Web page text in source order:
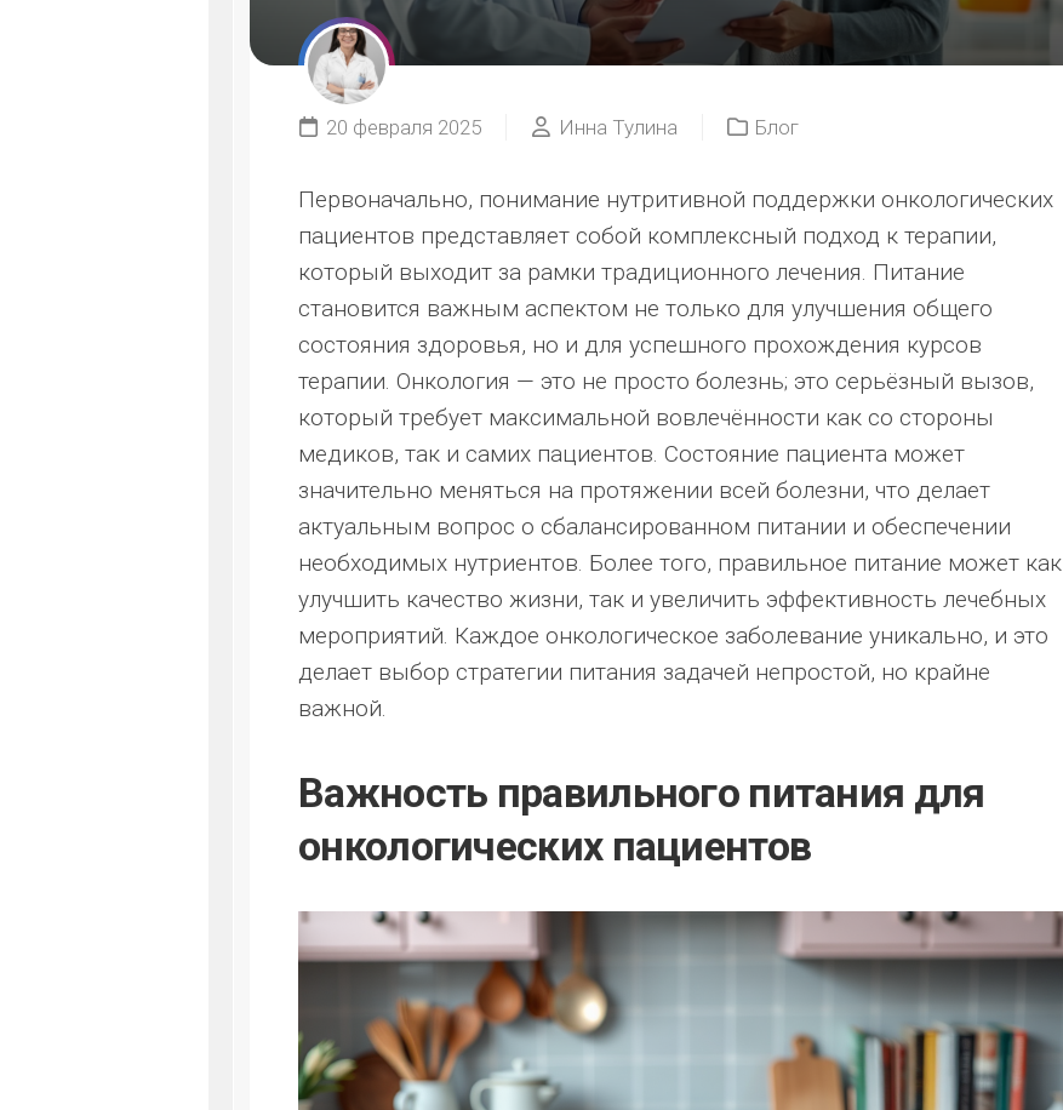
20 февраля 2025 Инна Тулина Блог
Первоначально, понимание нутритивной поддержки онкологических
пациентов представляет собой комплексный подход к терапии,
который выходит за рамки традиционного лечения. Питание
становится важным аспектом не только для улучшения общего
состояния здоровья, но и для успешного прохождения курсов
терапии. Онкология — это не просто болезнь; это серьёзный вызов,
который требует максимальной вовлечённости как со стороны
медиков, так и самих пациентов. Состояние пациента может
значительно меняться на протяжении всей болезни, что делает
актуальным вопрос о сбалансированном питании и обеспечении
необходимых нутриентов. Более того, правильное питание может как
улучшить качество жизни, так и увеличить эффективность лечебных
мероприятий. Каждое онкологическое заболевание уникально, и это
делает выбор стратегии питания задачей непростой, но крайне
важной.
Важность правильного питания для
онкологических пациентов